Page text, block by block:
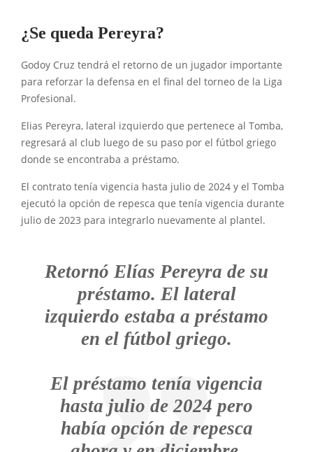
¿Se queda Pereyra?
Godoy Cruz tendrá el retorno de un jugador importante
para reforzar la defensa en el final del torneo de la Liga
Profesional.
Elias Pereyra, lateral izquierdo que pertenece al Tomba,
regresará al club luego de su paso por el fútbol griego
donde se encontraba a préstamo.
El contrato tenía vigencia hasta julio de 2024 y el Tomba
ejecutó la opción de repesca que tenía vigencia durante
julio de 2023 para integrarlo nuevamente al plantel.
Retornó Elías Pereyra de su
préstamo. El lateral
izquierdo estaba a préstamo
en el fútbol griego.
El préstamo tenía vigencia
hasta julio de 2024 pero
había opción de repesca